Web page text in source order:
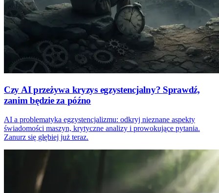
Czy AI przeżywa kryzys egzystencjalny? Sprawdź,
zanim będzie za późno
AI a problematyka egzystencjalizmu: odkryj nieznane aspekty
świadomości maszyn, krytyczne analizy i prowokujące pytania.
Zanurz się głębiej już teraz.